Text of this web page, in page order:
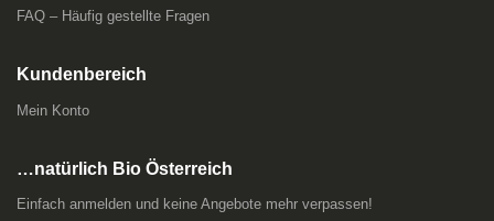
FAQ – Häufig gestellte Fragen
Kundenbereich
Mein Konto
…natürlich Bio Österreich
Einfach anmelden und keine Angebote mehr verpassen!